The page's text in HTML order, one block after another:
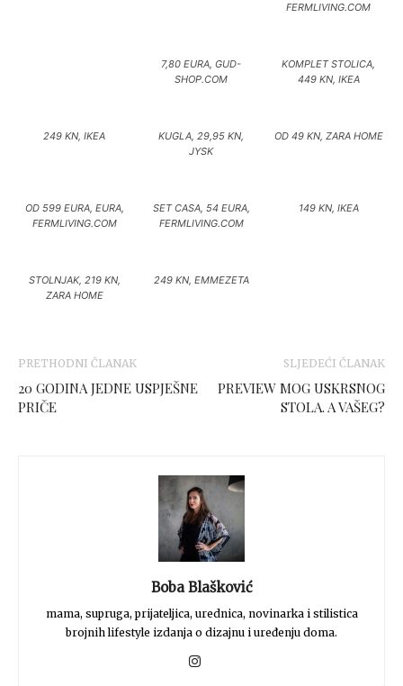
FERMLIVING.COM
7,80 EURA, GUD-
SHOP.COM
KOMPLET STOLICA,
449 KN, IKEA
249 KN, IKEA
KUGLA, 29,95 KN,
JYSK
OD 49 KN, ZARA HOME
OD 599 EURA, EURA,
FERMLIVING.COM
SET CASA, 54 EURA,
FERMLIVING.COM
149 KN, IKEA
STOLNJAK, 219 KN,
ZARA HOME
249 KN, EMMEZETA
PRETHODNI ČLANAK
20 GODINA JEDNE USPJEŠNE
PRIČE
SLJEDEĆI ČLANAK
PREVIEW MOG USKRSNOG
STOLA. A VAŠEG?
Boba Blašković
mama, supruga, prijateljica, urednica, novinarka i stilistica
brojnih lifestyle izdanja o dizajnu i uređenju doma.